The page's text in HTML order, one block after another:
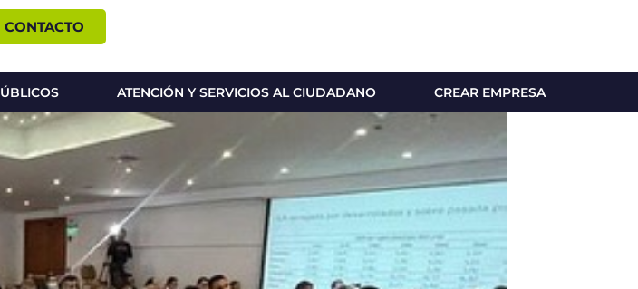
CONTACTO
ATENCIÓN Y SERVICIOS AL CIUDADANO CREAR EMPRESA